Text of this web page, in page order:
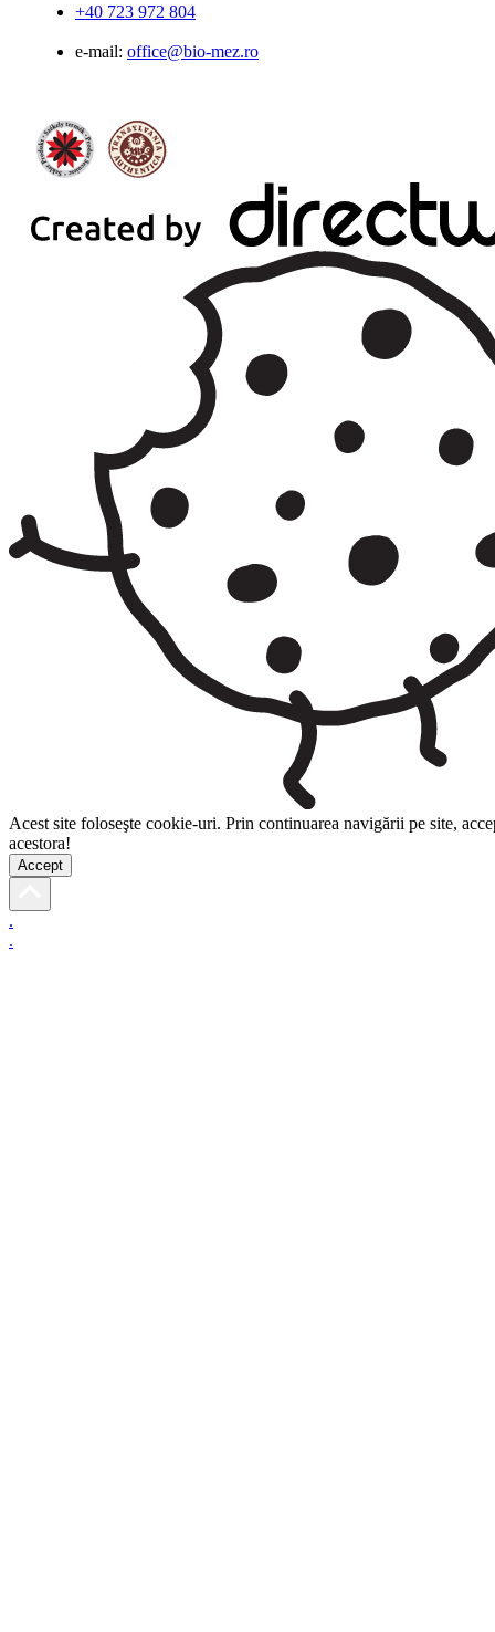
+40 723 972 804
e-mail: office@bio-mez.ro
Acest site foloseşte cookie-uri. Prin continuarea navigării pe site,
acestora!
Accept
.
.